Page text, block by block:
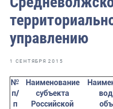
Отраслевые СМИ
Выставки и конференции
Научно-практическая
Рыбоохрана России
Отрасль в цифрах
Инфографика
управлению
1 СЕНТЯБРЯ 2015
№
п/
п
Наименование
субъекта
Российской